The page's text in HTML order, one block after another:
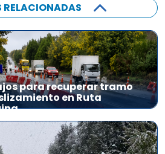
para recuperar tramo
en Ruta